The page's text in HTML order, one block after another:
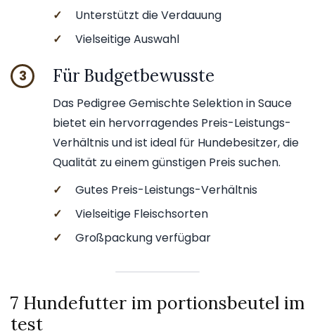
✓
Unterstützt die Verdauung
✓
Vielseitige Auswahl
3 Für Budgetbewusste
Das Pedigree Gemischte Selektion in Sauce
bietet ein hervorragendes Preis-Leistungs-
Verhältnis und ist ideal für Hundebesitzer, die
Qualität zu einem günstigen Preis suchen.
✓
Gutes Preis-Leistungs-Verhältnis
✓
Vielseitige Fleischsorten
✓
Großpackung verfügbar
7 Hundefutter im portionsbeutel im
test